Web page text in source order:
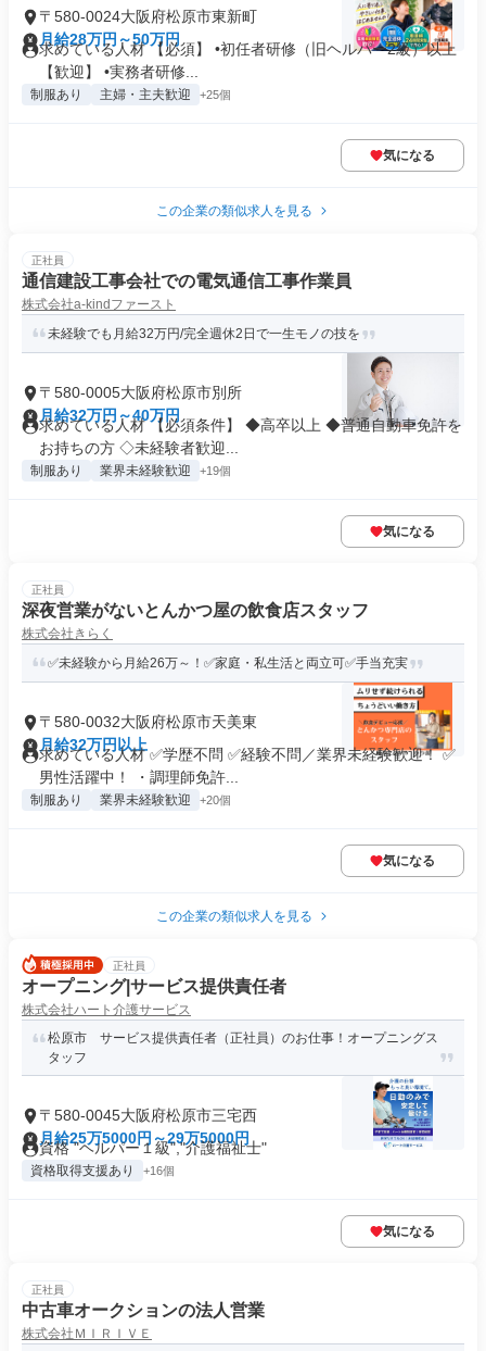
〒580-0024大阪府松原市東新町
月給28万円～50万円
求めている人材 【必須】 •初任者研修（旧ヘルパー2級）以上
【歓迎】 •実務者研修...
制服あり 主婦・主夫歓迎 +25個
気になる
この企業の類似求人を見る
正社員
通信建設工事会社での電気通信工事作業員
株式会社a-kindファースト
未経験でも月給32万円/完全週休2日で一生モノの技を
〒580-0005大阪府松原市別所
月給32万円～40万円
求めている人材 【必須条件】 ◆高卒以上 ◆普通自動車免許を
お持ちの方 ◇未経験者歓迎...
制服あり 業界未経験歓迎 +19個
気になる
正社員
深夜営業がないとんかつ屋の飲食店スタッフ
株式会社きらく
✅未経験から月給26万～！✅家庭・私生活と両立可✅手当充実
〒580-0032大阪府松原市天美東
月給32万円以上
求めている人材 ✅学歴不問 ✅経験不問／業界未経験歓迎！ ✅
男性活躍中！ ・調理師免許...
制服あり 業界未経験歓迎 +20個
気になる
この企業の類似求人を見る
正社員
オープニング|サービス提供責任者
株式会社ハート介護サービス
松原市 サービス提供責任者（正社員）のお仕事！オープニングス
タッフ
〒580-0045大阪府松原市三宅西
月給25万5000円～29万5000円
資格 "ヘルパー１級","介護福祉士"
資格取得支援あり +16個
気になる
正社員
中古車オークションの法人営業
株式会社ＭＩＲＩＶＥ